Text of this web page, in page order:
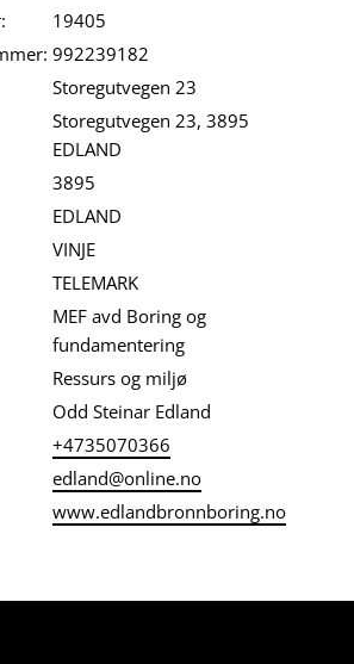
19405
992239182
Storegutvegen 23
Storegutvegen 23, 3895
EDLAND
3895
EDLAND
VINJE
TELEMARK
MEF avd Boring og
fundamentering
Ressurs og miljø
Odd Steinar Edland
+4735070366
edland@online.no
www.edlandbronnboring.no